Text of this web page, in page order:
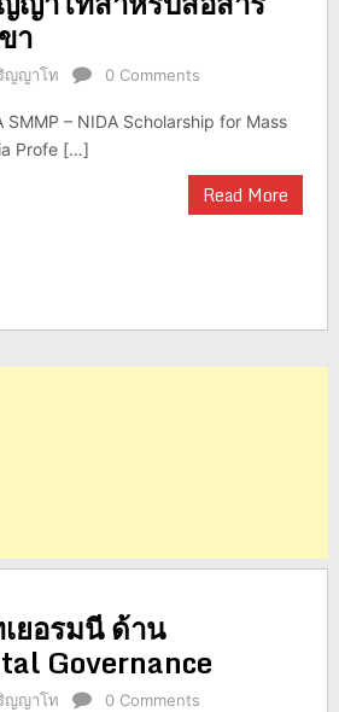
า
ญญาโท 0 Comments
SMMP – NIDA Scholarship for Mass
Profe […]
Read More
ยอรมนี ด้าน
Governance
ญญาโท 0 Comments